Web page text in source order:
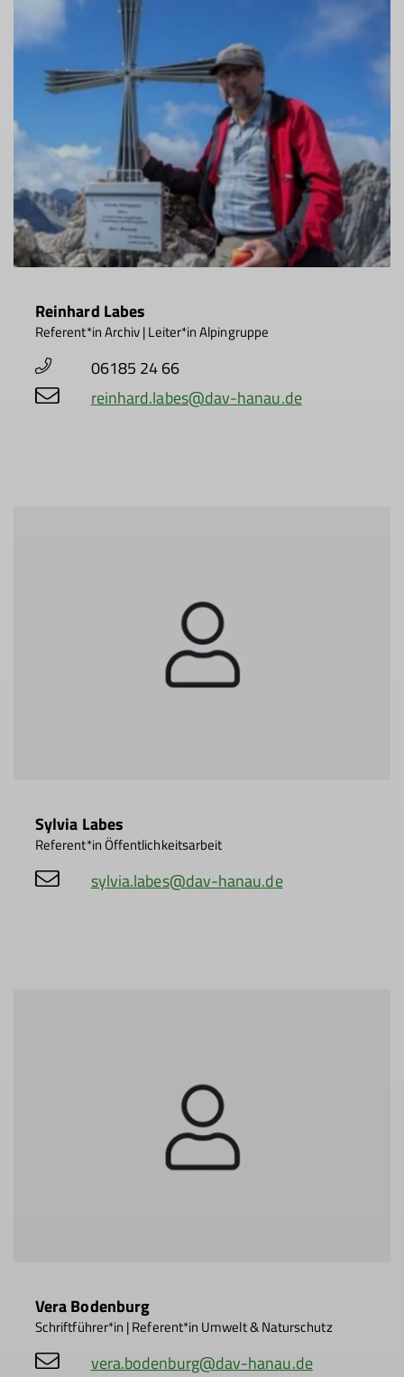
Reinhard Labes
Referent*in Archiv | Leiter*in Alpingruppe
06185 24 66
reinhard.labes@dav-hanau.de
Sylvia Labes
Referent*in Öffentlichkeitsarbeit
sylvia.labes@dav-hanau.de
Vera Bodenburg
Schriftführer*in | Referent*in Umwelt & Naturschutz
vera.bodenburg@dav-hanau.de